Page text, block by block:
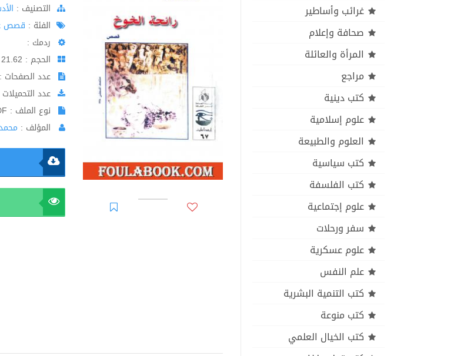
غرائب وأساطير
صحافة وإعلام
المرأة والعائلة
مراجع
كتب دينية
علوم إسلامية
العلوم والطبيعة
كتب سياسية
كتب الفلسفة
علوم إجتماعية
سفر ورحلات
علوم عسكرية
علم النفس
كتب التنمية البشرية
كتب منوعة
كتب الخيال العلمي
اﻟﺘﺼﻨﻴﻒ :
الفئة : قصص
ردمك :
الحجم : 21.62 Mo
عدد الصفحات : 115
عدد التحميلات :
نوع الملف : PDF
المؤلف :